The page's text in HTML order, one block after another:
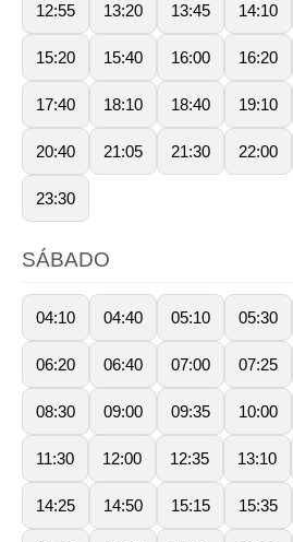
12:55 13:20 13:45 14:10
15:20 15:40 16:00 16:20
17:40 18:10 18:40 19:10
20:40 21:05 21:30 22:00
23:30
SÁBADO
04:10 04:40 05:10 05:30
06:20 06:40 07:00 07:25
08:30 09:00 09:35 10:00
11:30 12:00 12:35 13:10
14:25 14:50 15:15 15:35